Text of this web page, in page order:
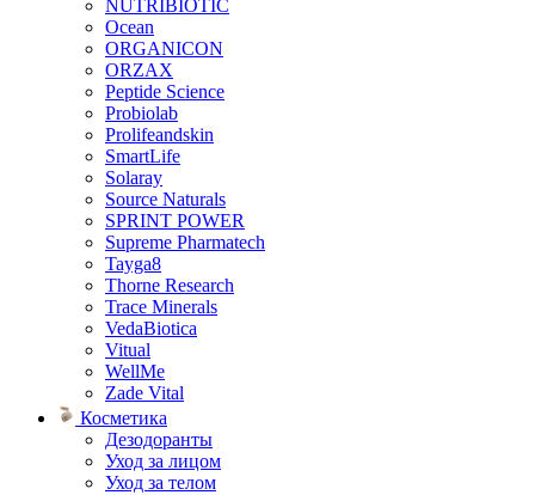
NUTRIBIOTIC
Ocean
ORGANICON
ORZAX
Peptide Science
Probiolab
Prolifeandskin
SmartLife
Solaray
Source Naturals
SPRINT POWER
Supreme Pharmatech
Tayga8
Thorne Research
Trace Minerals
VedaBiotica
Vitual
WellMe
Zade Vital
Косметика
Дезодоранты
Уход за лицом
Уход за телом